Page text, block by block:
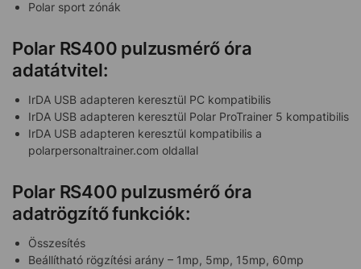
Polar sport zónák
Polar RS400 pulzusmérő óra
adatátvitel:
IrDA USB adapteren keresztül PC kompatibilis
IrDA USB adapteren keresztül Polar ProTrainer 5 kompatibilis
IrDA USB adapteren keresztül kompatibilis a
polarpersonaltrainer.com oldallal
Polar RS400 pulzusmérő óra
adatrögzítő funkciók:
Összesítés
Beállítható rögzítési arány – 1mp, 5mp, 15mp, 60mp